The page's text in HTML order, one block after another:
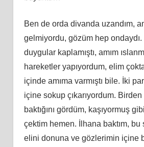
Ben de orda divanda uzandım,
gelmiyordu, gözüm hep ondaydı.
duygular kaplamıştı, amım
hareketler yapıyordum, elim
içinde amıma varmıştı bile. İki
içine sokup çıkarıyordum. Birden
baktığını gördüm, kaşıyormuş
çektim hemen. İlhana baktım, bu
elini donuna ve gözlerimin içine